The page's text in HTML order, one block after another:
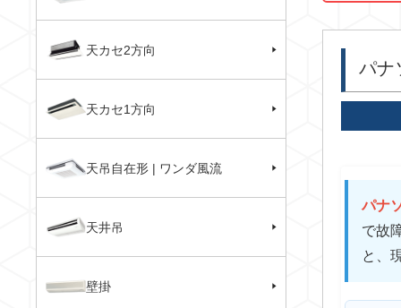
パナ
パナ
で故
と、
天カセ2方向
天カセ1方向
天吊自在形 | ワンダ風流
天井吊
壁掛